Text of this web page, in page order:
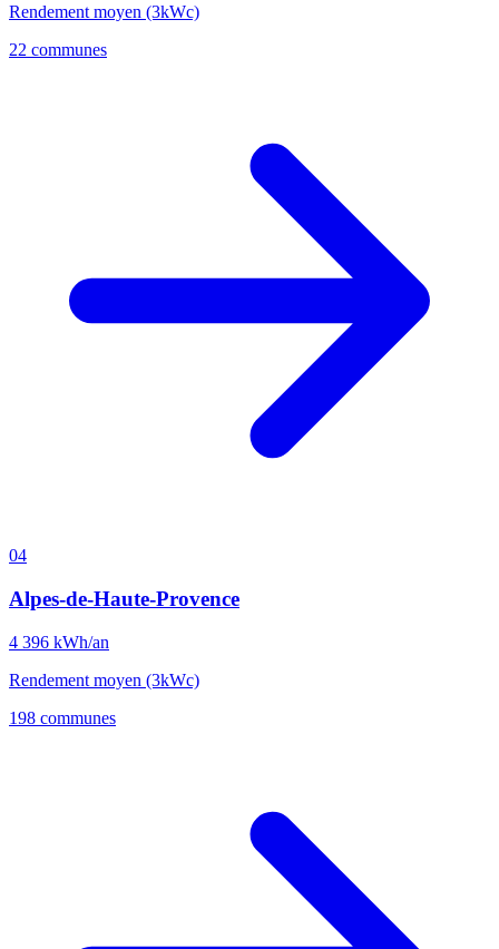
Rendement moyen (3kWc)
22 communes
04
Alpes-de-Haute-Provence
4 396 kWh/an
Rendement moyen (3kWc)
198 communes